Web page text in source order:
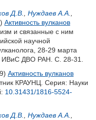
Д.В. Нуждаев А.А.
Активность вулканов
и связанные с ним
научной
28-29 марта
ИВиС ДВО РАН. С. 28-31.
Активность вулканов
КРАУНЦ. Серия: Науки
10.31431/1816-5524-
Д.В. Нуждаев А.А.